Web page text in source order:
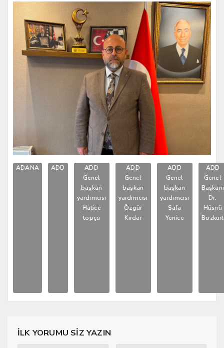
ADANA ADD
ADD
Genel
başkan
yardımcısı
Hatice
topçu
ADD
Genel
başkan
yardımcısı
Özgür
Kırdar
ADD
Genel
başkan
yardımcısı
Safa
Yenice
ADD
Genel
Başkanı
Dr.
Hüsnü
Bozkurt
İLK YORUMU SİZ YAZIN